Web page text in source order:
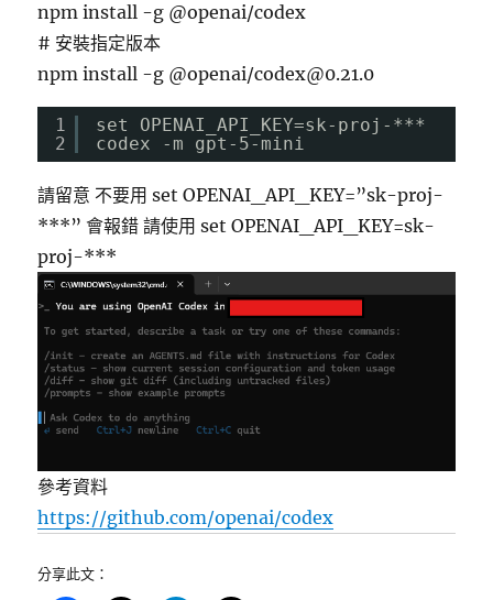
npm install -g @openai/codex
# 安裝指定版本
npm install -g @openai/codex@0.21.0
1
2
set OPENAI_API_KEY=sk-proj-***
codex -m gpt-5-mini
請留意 不要用 set OPENAI_API_KEY=”sk-proj-
***” 會報錯 請使用 set OPENAI_API_KEY=sk-
proj-***
參考資料
https://github.com/openai/codex
分享此文：